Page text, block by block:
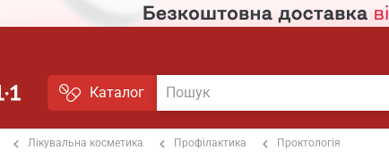
Каталог
Лікувальна косметика Профілактика Проктологія